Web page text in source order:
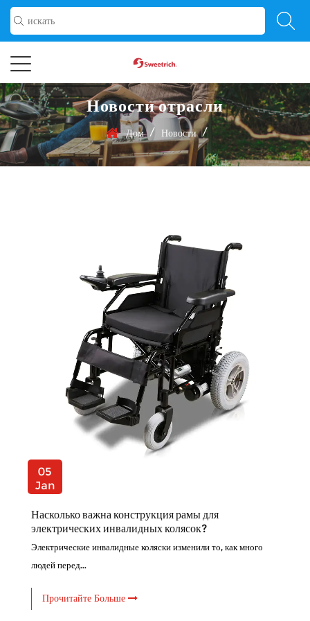
Новости отрасли
Дом / Новости /
05
Jan
Насколько важна конструкция рамы для
электрических инвалидных колясок?
Электрические инвалидные коляски изменили то, как много
людей перед...
Прочитайте Больше